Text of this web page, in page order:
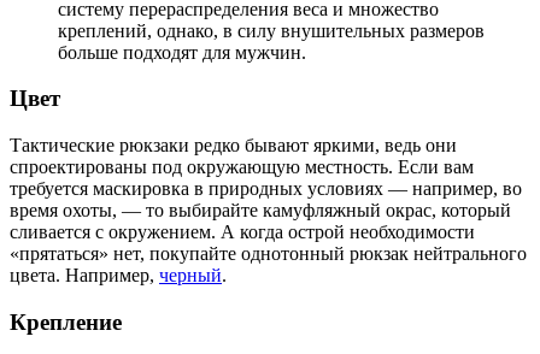
систему перераспределения веса и множество
креплений, однако, в силу внушительных размеров
больше подходят для мужчин.
Цвет
Тактические рюкзаки редко бывают яркими, ведь они
спроектированы под окружающую местность. Если вам
требуется маскировка в природных условиях — например, во
время охоты, — то выбирайте камуфляжный окрас, который
сливается с окружением. А когда острой необходимости
«прятаться» нет, покупайте однотонный рюкзак нейтрального
цвета. Например, черный.
Крепление